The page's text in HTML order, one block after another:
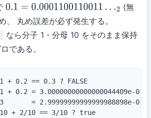
0.1= 0.0001100110011…2
(無
、 丸め誤差が必ず発生する。
なら分子 1・分母 10 をそのまま保持
である。
+ 0.2 == 0.3 ? FALSE
+ 0.2 = 3.00000000000000044409e-01
= 2.99999999999999988898e-01
+ 2/10 == 3/10 ? true